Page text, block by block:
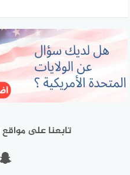
تابعنا على